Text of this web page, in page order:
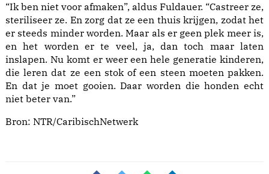
“Ik ben niet voor afmaken”, aldus Fuldauer. “Castreer ze,
steriliseer ze. En zorg dat ze een thuis krijgen, zodat het
er steeds minder worden. Maar als er geen plek meer is,
en het worden er te veel, ja, dan toch maar laten
inslapen. Nu komt er weer een hele generatie kinderen,
die leren dat ze een stok of een steen moeten pakken.
En dat je moet gooien. Daar worden die honden echt
niet beter van.”
Bron: NTR/CaribischNetwerk